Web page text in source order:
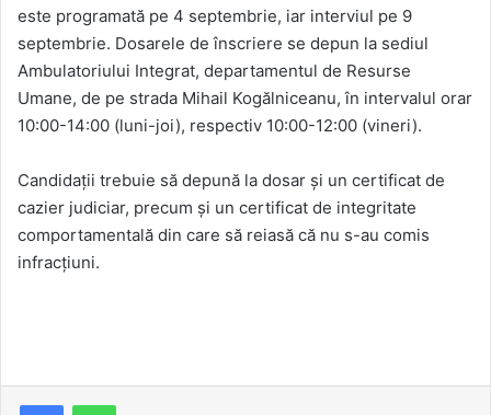
este programată pe 4 septembrie, iar interviul pe 9
septembrie. Dosarele de înscriere se depun la sediul
Ambulatoriului Integrat, departamentul de Resurse
Umane, de pe strada Mihail Kogălniceanu, în intervalul orar
10:00-14:00 (luni-joi), respectiv 10:00-12:00 (vineri).
Candidații trebuie să depună la dosar și un certificat de
cazier judiciar, precum și un certificat de integritate
comportamentală din care să reiasă că nu s-au comis
infracțiuni.